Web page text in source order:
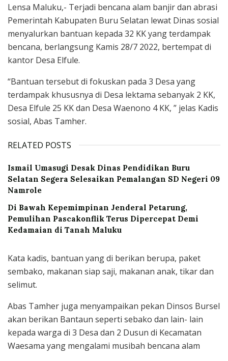
Lensa Maluku,- Terjadi bencana alam banjir dan abrasi
Pemerintah Kabupaten Buru Selatan lewat Dinas sosial
menyalurkan bantuan kepada 32 KK yang terdampak
bencana, berlangsung Kamis 28/7 2022, bertempat di
kantor Desa Elfule.
“Bantuan tersebut di fokuskan pada 3 Desa yang
terdampak khususnya di Desa lektama sebanyak 2 KK,
Desa Elfule 25 KK dan Desa Waenono 4 KK, ” jelas Kadis
sosial, Abas Tamher.
RELATED POSTS
Ismail Umasugi Desak Dinas Pendidikan Buru
Selatan Segera Selesaikan Pemalangan SD Negeri 09
Namrole
Di Bawah Kepemimpinan Jenderal Petarung,
Pemulihan Pascakonflik Terus Dipercepat Demi
Kedamaian di Tanah Maluku
Kata kadis, bantuan yang di berikan berupa, paket
sembako, makanan siap saji, makanan anak, tikar dan
selimut.
Abas Tamher juga menyampaikan pekan Dinsos Bursel
akan berikan Bantaun seperti sebako dan lain- lain
kepada warga di 3 Desa dan 2 Dusun di Kecamatan
Waesama yang mengalami musibah bencana alam